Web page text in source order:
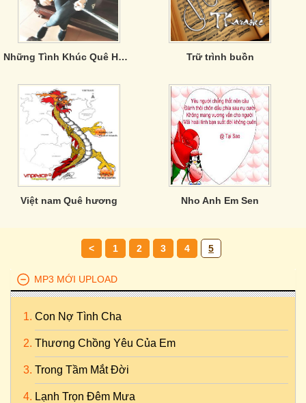
Những Tình Khúc Quê Hương Bất Hủ Trữ trình buồn
Việt nam Quê hương Nho Anh Em Sen
< 1 2 3 4 5
MP3 MỚI UPLOAD
Con Nợ Tình Cha
Thương Chồng Yêu Của Em
Trong Tầm Mắt Đời
Lạnh Trọn Đêm Mưa